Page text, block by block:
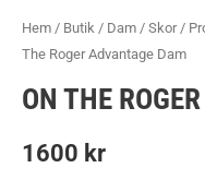
Hem / Butik / Dam / Skor/
The Roger Advantage Dam
ON THE
1600 kr